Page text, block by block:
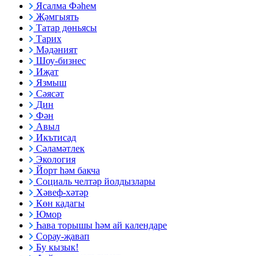
Ясалма Фәһем
Җәмгыять
Татар дөньясы
Тарих
Мәдәният
Шоу-бизнес
Иҗат
Язмыш
Сәясәт
Дин
Фән
Авыл
Икътисад
Сәламәтлек
Экология
Йорт һәм бакча
Социаль челтәр йолдызлары
Хәвеф-хәтәр
Көн кадагы
Юмор
Һава торышы һәм ай календаре
Сорау-җавап
Бу кызык!